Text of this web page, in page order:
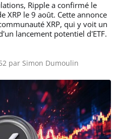
Ripple a confirmé le
XRP le 9 août. Cette annonce
XRP, qui y voit un
lancement potentiel d'ETF.
par Simon Dumoulin